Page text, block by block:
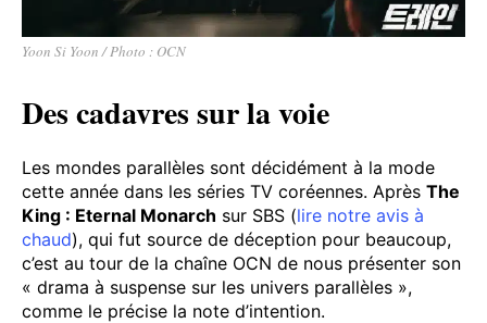
Yoon Si Yoon / Photo : OCN
Des cadavres sur la voie
Les mondes parallèles sont décidément à la mode
cette année dans les séries TV coréennes. Après The
King : Eternal Monarch sur SBS (lire notre avis à
chaud), qui fut source de déception pour beaucoup,
c’est au tour de la chaîne OCN de nous présenter son
« drama à suspense sur les univers parallèles »,
comme le précise la note d’intention.